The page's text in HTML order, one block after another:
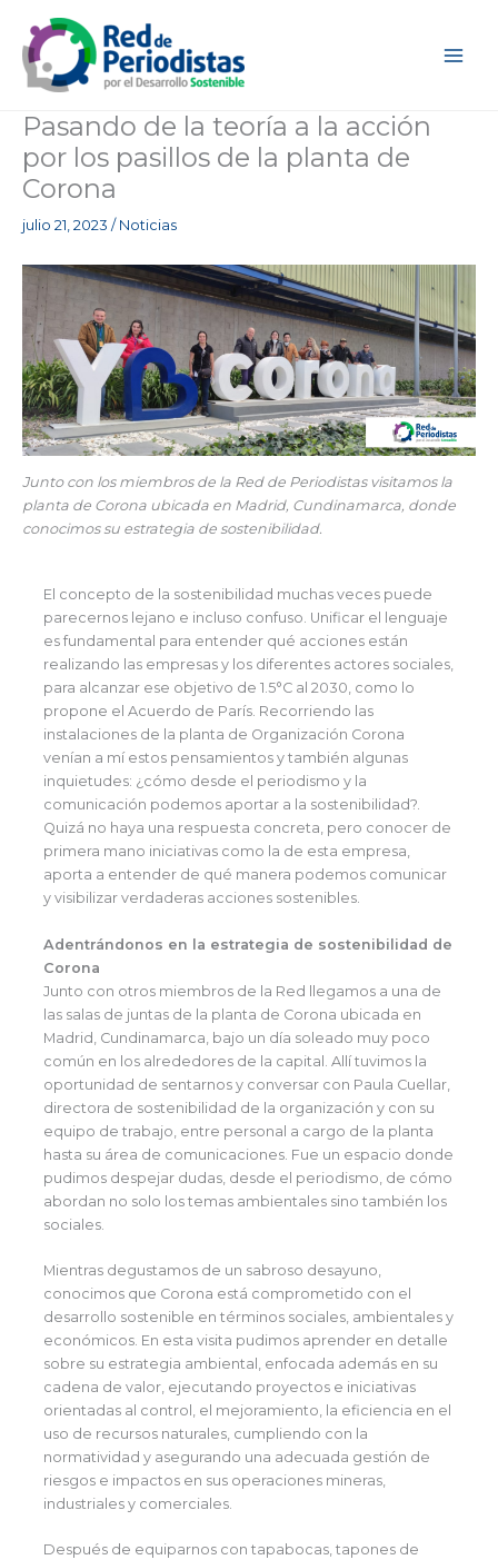
contenido
Pasando de la teoría a la acción
por los pasillos de la planta de
Corona
julio 21, 2023 / Noticias
Junto con los miembros de la Red de Periodistas visitamos la
planta de Corona ubicada en Madrid, Cundinamarca, donde
conocimos su estrategia de sostenibilidad.
El concepto de la sostenibilidad muchas veces puede
parecernos lejano e incluso confuso. Unificar el lenguaje
es fundamental para entender qué acciones están
realizando las empresas y los diferentes actores sociales,
para alcanzar ese objetivo de 1.5°C al 2030, como lo
propone el Acuerdo de París. Recorriendo las
instalaciones de la planta de Organización Corona
venían a mí estos pensamientos y también algunas
inquietudes: ¿cómo desde el periodismo y la
comunicación podemos aportar a la sostenibilidad?.
Quizá no haya una respuesta concreta, pero conocer de
primera mano iniciativas como la de esta empresa,
aporta a entender de qué manera podemos comunicar
y visibilizar verdaderas acciones sostenibles.
Adentrándonos en la estrategia de sostenibilidad de
Corona
Junto con otros miembros de la Red llegamos a una de
las salas de juntas de la planta de Corona ubicada en
Madrid, Cundinamarca, bajo un día soleado muy poco
común en los alrededores de la capital. Allí tuvimos la
oportunidad de sentarnos y conversar con Paula Cuellar,
directora de sostenibilidad de la organización y con su
equipo de trabajo, entre personal a cargo de la planta
hasta su área de comunicaciones. Fue un espacio donde
pudimos despejar dudas, desde el periodismo, de cómo
abordan no solo los temas ambientales sino también los
sociales.
Mientras degustamos de un sabroso desayuno,
conocimos que Corona está comprometido con el
desarrollo sostenible en términos sociales, ambientales y
económicos. En esta visita pudimos aprender en detalle
sobre su estrategia ambiental, enfocada además en su
cadena de valor, ejecutando proyectos e iniciativas
orientadas al control, el mejoramiento, la eficiencia en el
uso de recursos naturales, cumpliendo con la
normatividad y asegurando una adecuada gestión de
riesgos e impactos en sus operaciones mineras,
industriales y comerciales.
Después de equiparnos con tapabocas, tapones de